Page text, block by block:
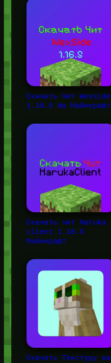
Скачать Чит Wexside
1.16.5 На Майнкрафт
Скачать чит Haruka
client 1.16.5
Майнкрафт
Скачать Текстуру на